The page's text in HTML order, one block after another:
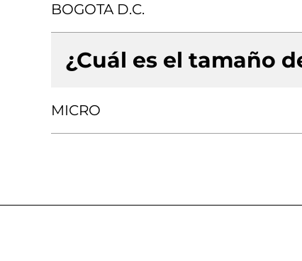
BOGOTA D.C.
¿Cuál es el tamaño
MICRO